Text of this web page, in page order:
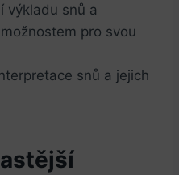
výkladu snů a
pro svou